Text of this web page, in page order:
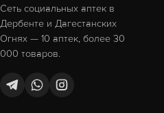
Сеть социальных аптек в
Дербенте и Дагестанских
Огнях — 10 аптек, более 30
000 товаров.